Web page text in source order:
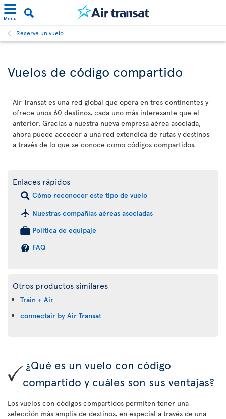
Menu
Reserve un vuelo
Vuelos de código compartido
Air Transat es una red global que opera en tres continentes y
ofrece unos 60 destinos, cada uno más interesante que el
anterior. Gracias a nuestra nueva empresa aérea asociada,
ahora puede acceder a una red extendida de rutas y destinos
a través de lo que se conoce como códigos compartidos.
Enlaces rápidos
Cómo reconocer este tipo de vuelo
Nuestras compañías aéreas asociadas
Política de equipaje
FAQ
Otros productos similares
Train + Air
connectair by Air Transat
¿Qué es un vuelo con código
compartido y cuáles son sus ventajas?
Los vuelos con códigos compartidos permiten tener una
selección más amplia de destinos, en especial a través de una